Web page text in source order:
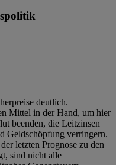
deutlich.
Mittel in der Hand, um hier
beenden, die Leitzinsen
Geldschöpfung verringern.
letzten Prognose zu den
sind nicht alle